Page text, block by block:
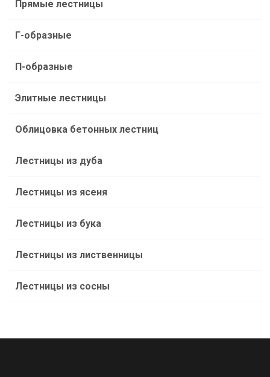
Прямые лестницы
Г-образные
П-образные
Элитные лестницы
Облицовка бетонных лестниц
Лестницы из дуба
Лестницы из ясеня
Лестницы из бука
Лестницы из лиственницы
Лестницы из сосны